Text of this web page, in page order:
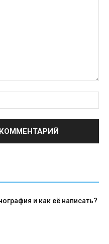
и как её написать?